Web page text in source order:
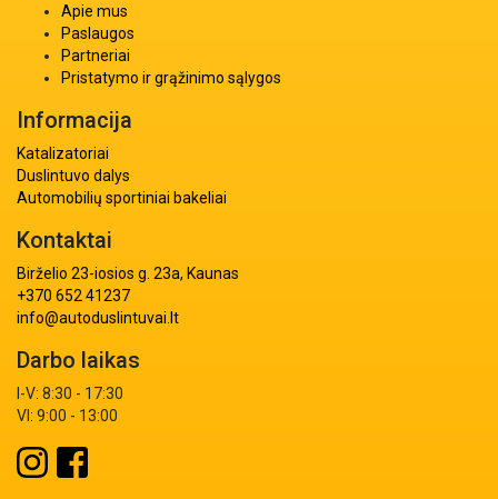
Apie mus
Paslaugos
Partneriai
Pristatymo ir grąžinimo sąlygos
Informacija
Katalizatoriai
Duslintuvo dalys
Automobilių sportiniai bakeliai
Kontaktai
Birželio 23-iosios g. 23a, Kaunas
+370 652 41237
info@autoduslintuvai.lt
Darbo laikas
I-V: 8:30 - 17:30
VI: 9:00 - 13:00